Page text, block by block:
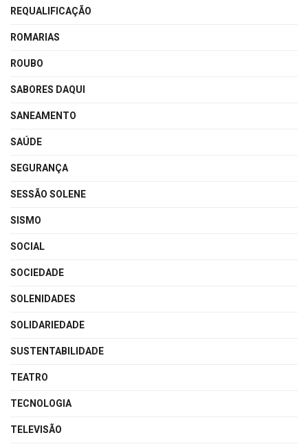
REQUALIFICAÇÃO
ROMARIAS
ROUBO
SABORES DAQUI
SANEAMENTO
SAÚDE
SEGURANÇA
SESSÃO SOLENE
SISMO
SOCIAL
SOCIEDADE
SOLENIDADES
SOLIDARIEDADE
SUSTENTABILIDADE
TEATRO
TECNOLOGIA
TELEVISÃO